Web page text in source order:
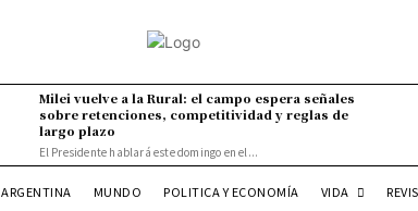
Milei vuelve a la Rural: el campo espera señales
sobre retenciones, competitividad y reglas de
largo plazo
El Presidente hablará este domingo en el...
ARGENTINA MUNDO POLITICA Y ECONOMÍA VIDA